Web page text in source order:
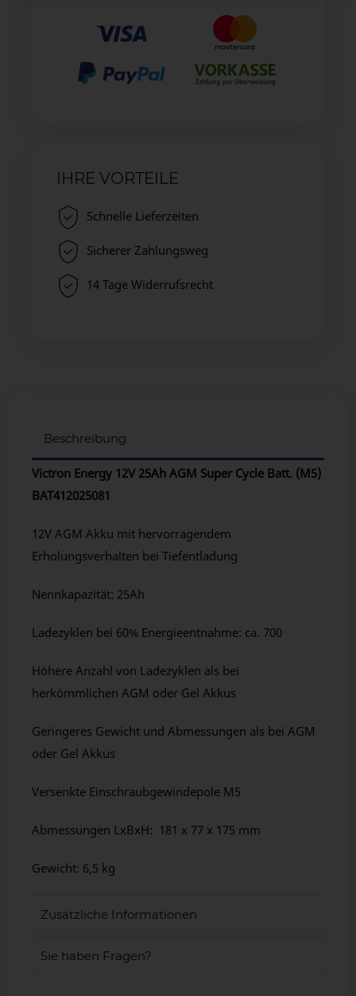
IHRE VORTEILE
Schnelle Lieferzeiten
Sicherer Zahlungsweg
14 Tage Widerrufsrecht
Beschreibung
Victron Energy 12V 25Ah AGM Super Cycle Batt. (M5)
BAT412025081
12V AGM Akku mit hervorragendem
Erholungsverhalten bei Tiefentladung
Nennkapazität: 25Ah
Ladezyklen bei 60% Energieentnahme: ca. 700
Höhere Anzahl von Ladezyklen als bei
herkömmlichen AGM oder Gel Akkus
Geringeres Gewicht und Abmessungen als bei AGM
oder Gel Akkus
Versenkte Einschraubgewindepole M5
Abmessungen LxBxH: 181 x 77 x 175 mm
Gewicht: 6,5 kg
Zusätzliche Informationen
Sie haben Fragen?